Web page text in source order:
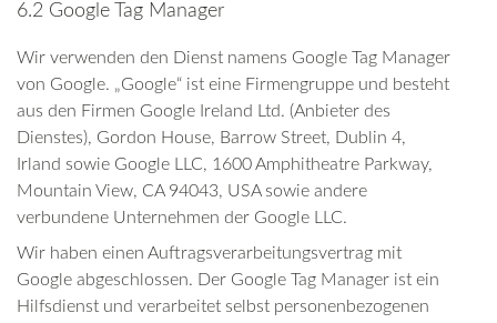
6.2 Google Tag Manager
Wir verwenden den Dienst namens Google Tag Manager
von Google. „Google“ ist eine Firmengruppe und besteht
aus den Firmen Google Ireland Ltd. (Anbieter des
Dienstes), Gordon House, Barrow Street, Dublin 4,
Irland sowie Google LLC, 1600 Amphitheatre Parkway,
Mountain View, CA 94043, USA sowie andere
verbundene Unternehmen der Google LLC.
Wir haben einen Auftragsverarbeitungsvertrag mit
Google abgeschlossen. Der Google Tag Manager ist ein
Hilfsdienst und verarbeitet selbst personenbezogenen